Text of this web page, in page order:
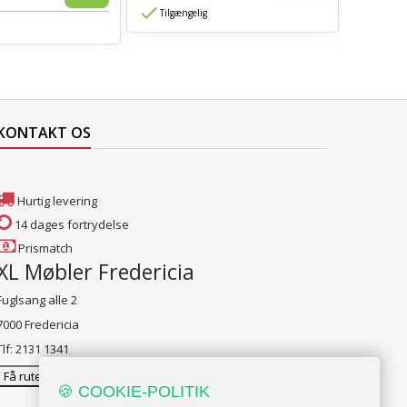
Tilgængelig
OS
Hurtig levering
14 dages fortrydelse
Prismatch
Møbler Fredericia
alle 2
Fredericia
2131 1341
Få rutevejledning
🍪 COOKIE-POLITIK